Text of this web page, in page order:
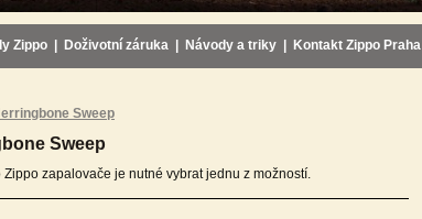
Zippo Doživotní záruka Návody a triky Kontakt Zippo Praha
Sweep
Sweep
zapalovače je nutné vybrat jednu z možností.